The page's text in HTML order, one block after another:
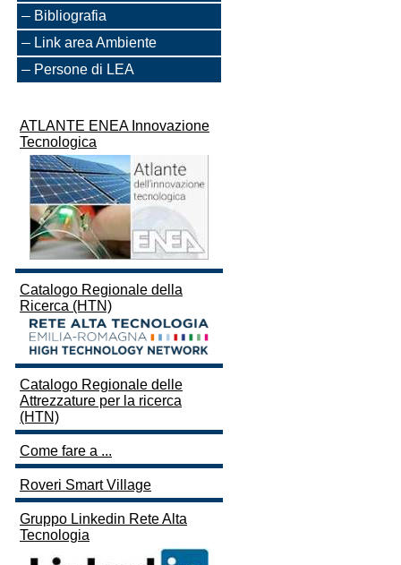
Bibliografia
Link area Ambiente
Persone di LEA
ATLANTE ENEA Innovazione
Tecnologica
Catalogo Regionale della
Ricerca (HTN)
Catalogo Regionale delle
Attrezzature per la ricerca
(HTN)
Come fare a ...
Roveri Smart Village
Gruppo Linkedin Rete Alta
Tecnologia